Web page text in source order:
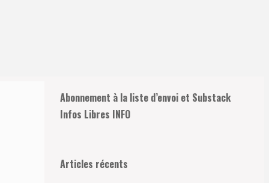
Abonnement à la liste d’envoi et Substack
Infos Libres INFO
Articles récents
en
haut